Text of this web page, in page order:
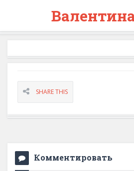
SHARE THIS
Комментировать